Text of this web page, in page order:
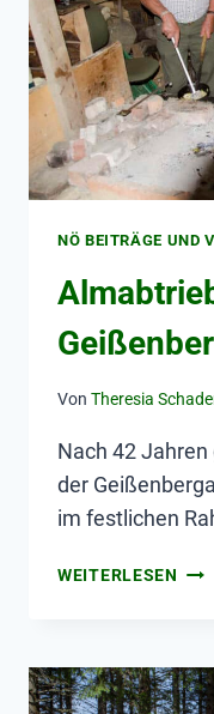
NÖ BEITRÄGE UND
Von Theresia
Nach 42
der
im festlichen
WEITERLESEN